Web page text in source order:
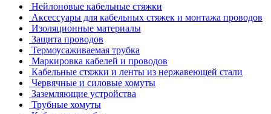
Нейлоновые кабельные стяжки
Аксессуары для кабельных стяжек и монтажа проводов
Изоляционные материалы
Защита проводов
Термоусаживаемая трубка
Маркировка кабелей и проводов
Кабельные стяжки и ленты из нержавеющей стали
Червячные и силовые хомуты
Заземляющие устройства
Трубные хомуты